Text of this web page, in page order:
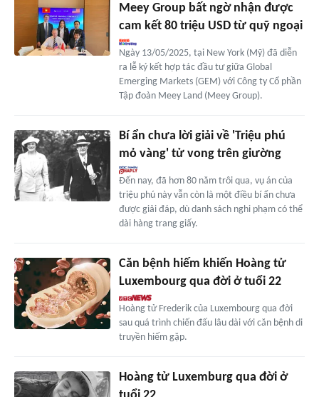
Meey Group bất ngờ nhận được
cam kết 80 triệu USD từ quỹ ngoại
Ngày 13/05/2025, tại New York (Mỹ) đã diễn
ra lễ ký kết hợp tác đầu tư giữa Global
Emerging Markets (GEM) với Công ty Cổ phần
Tập đoàn Meey Land (Meey Group).
Bí ẩn chưa lời giải về 'Triệu phú
mỏ vàng' tử vong trên giường
Đến nay, đã hơn 80 năm trôi qua, vụ án của
triệu phú này vẫn còn là một điều bí ẩn chưa
được giải đáp, dù danh sách nghi phạm có thể
dài hàng trang giấy.
Căn bệnh hiếm khiến Hoàng tử
Luxembourg qua đời ở tuổi 22
Hoàng tử Frederik của Luxembourg qua đời
sau quá trình chiến đấu lâu dài với căn bệnh di
truyền hiếm gặp.
Hoàng tử Luxemburg qua đời ở